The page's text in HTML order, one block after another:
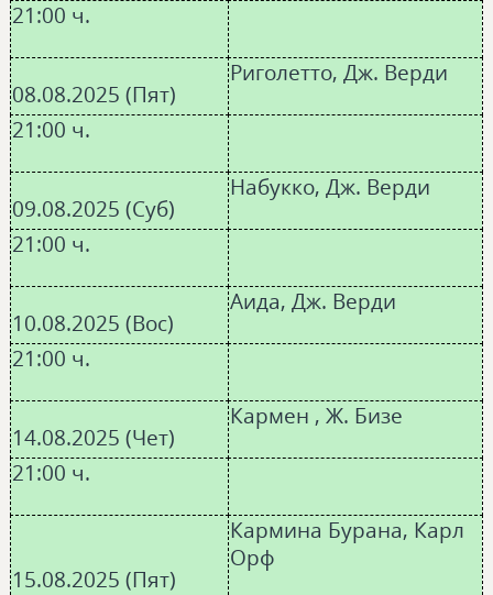
21:00 ч.
08.08.2025 (Пят)
Риголетто, Дж. Верди
21:00 ч.
09.08.2025 (Суб)
Набукко, Дж. Верди
21:00 ч.
10.08.2025 (Вос)
Аида, Дж. Верди
21:00 ч.
14.08.2025 (Чет)
Кармен , Ж. Бизе
21:00 ч.
15.08.2025 (Пят)
Кармина Бурана, Карл
Орф